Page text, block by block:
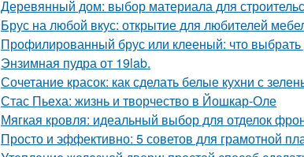
Деревянный дом: выбор материала для
Брус на любой вкус: открытие для любителей
Профилированный брус или клееный: что
Энзимная пудра от 19lab.
Сочетание красок: как сделать белые кухни с
Стас Пьеха: жизнь и творчество в Йошкар-Оле
Мягкая кровля: идеальный выбор для отделок
Просто и эффективно: 5 советов для грамотной